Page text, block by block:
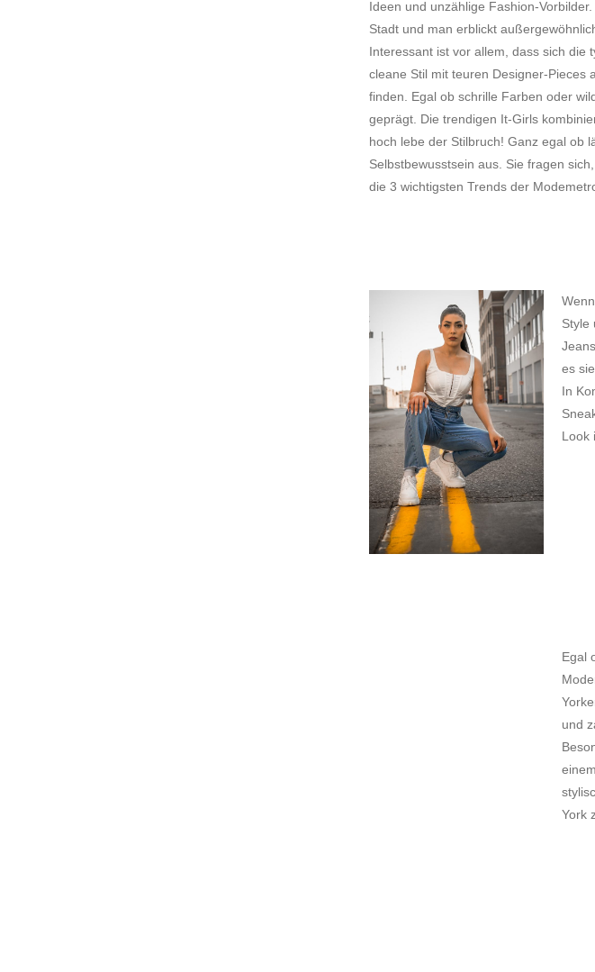
Ideen und unzählige Fashion-
Stadt und man erblickt
Interessant ist vor allem, dass sich die
cleane Stil mit teuren Designer-Pieces
finden. Egal ob schrille Farben oder
geprägt. Die trendigen It-Girls
hoch lebe der Stilbruch! Ganz egal ob
Selbstbewusstsein aus. Sie fragen
die 3 wichtigsten Trends der
Style
es
In
Look
Egal
und
York